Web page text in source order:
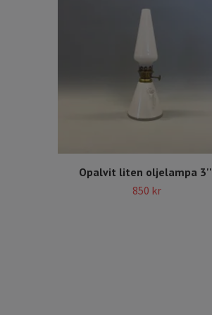
Opalvit liten oljelampa
850 kr